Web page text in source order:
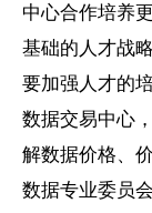
中心合作培养
基础的人才战
要加强人才的
数据交易中心，
解数据价格、
数据专业委员